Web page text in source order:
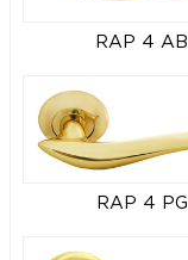
RAP 4 AB
RAP 4 PG